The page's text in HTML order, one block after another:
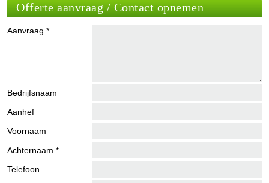
Offerte aanvraag / Contact opnemen
Aanvraag *
Bedrijfsnaam
Aanhef
Voornaam
Achternaam *
Telefoon